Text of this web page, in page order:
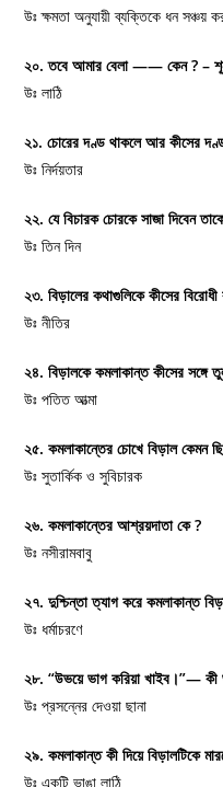
উঃ ক্ষমতা অনুযায়ী ব্যক্তিকে ধন সঞ্চয়
২০. তবে আমার বেলা —— কেন ? –
উঃ লাঠি
২১. চোরের দণ্ড থাকলে আর কীসের
উঃ নির্দয়তার
২২. যে বিচারক চোরকে সাজা দিবেন
উঃ তিন দিন
২৩. বিড়ালের কথাগুলিকে কীসের বিরোধী
উঃ নীতির
২৪. বিড়ালকে কমলাকান্ত কীসের সঙ্গে
উঃ পতিত আত্মা
২৫. কমলাকান্তের চোখে বিড়াল কেমন
উঃ সুতার্কিক ও সুবিচারক
২৬. কমলাকান্তের আশ্রয়দাতা কে ?
উঃ নসীরামবাবু
২৭. দুশ্চিন্তা ত্যাগ করে কমলাকান্ত
উঃ ধর্মাচরণে
২৮. “উভয়ে ভাগ করিয়া খাইব।”— কী
উঃ প্রসন্নের দেওয়া ছানা
২৯. কমলাকান্ত কী দিয়ে বিড়ালটিকে
উঃ একটি ভাঙা লাঠি